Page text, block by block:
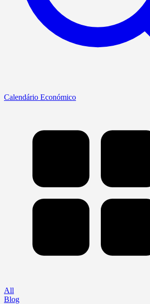
Calendário Económico
All
Blog